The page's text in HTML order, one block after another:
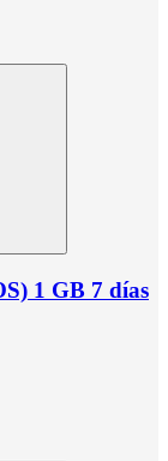
1 GB 7 días